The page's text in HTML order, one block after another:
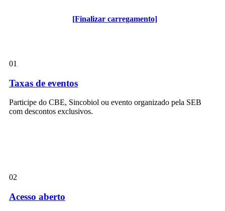
[Finalizar carregamento]
Algumas vantagens para associados
01
Taxas de eventos
Participe do CBE, Sincobiol ou evento organizado pela SEB
com descontos exclusivos.
02
Acesso aberto